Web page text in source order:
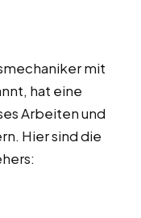
mit
hat eine
Arbeiten und
Hier sind die